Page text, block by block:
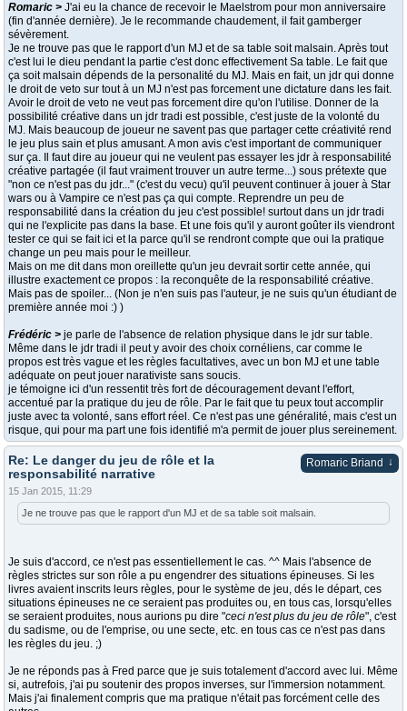
Romaric > J'ai eu la chance de recevoir le Maelstrom pour mon anniversaire
(fin d'année dernière). Je le recommande chaudement, il fait gamberger
sévèrement.
Je ne trouve pas que le rapport d'un MJ et de sa table soit malsain. Après tout
c'est lui le dieu pendant la partie c'est donc effectivement Sa table. Le fait que
ça soit malsain dépends de la personalité du MJ. Mais en fait, un jdr qui donne
le droit de veto sur tout à un MJ n'est pas forcement une dictature dans les fait.
Avoir le droit de veto ne veut pas forcement dire qu'on l'utilise. Donner de la
possibilité créative dans un jdr tradi est possible, c'est juste de la volonté du
MJ. Mais beaucoup de joueur ne savent pas que partager cette créativité rend
le jeu plus sain et plus amusant. A mon avis c'est important de communiquer
sur ça. Il faut dire au joueur qui ne veulent pas essayer les jdr à responsabilité
créative partagée (il faut vraiment trouver un autre terme...) sous prétexte que
"non ce n'est pas du jdr..." (c'est du vecu) qu'il peuvent continuer à jouer à Star
wars ou à Vampire ce n'est pas ça qui compte. Reprendre un peu de
responsabilité dans la création du jeu c'est possible! surtout dans un jdr tradi
qui ne l'explicite pas dans la base. Et une fois qu'il y auront goûter ils viendront
tester ce qui se fait ici et la parce qu'il se rendront compte que oui la pratique
change un peu mais pour le meilleur.
Mais on me dit dans mon oreillette qu'un jeu devrait sortir cette année, qui
illustre exactement ce propos : la reconquête de la responsabilité créative.
Mais pas de spoiler... (Non je n'en suis pas l'auteur, je ne suis qu'un étudiant de
première année moi :) )
Frédéric > je parle de l'absence de relation physique dans le jdr sur table.
Même dans le jdr tradi il peut y avoir des choix cornéliens, car comme le
propos est très vague et les règles facultatives, avec un bon MJ et une table
adéquate on peut jouer narativiste sans soucis.
je témoigne ici d'un ressentit très fort de découragement devant l'effort,
accentué par la pratique du jeu de rôle. Par le fait que tu peux tout accomplir
juste avec ta volonté, sans effort réel. Ce n'est pas une généralité, mais c'est un
risque, qui pour ma part une fois identifié m'a permit de jouer plus sereinement.
Romaric Briand ↓
Re: Le danger du jeu de rôle et la
responsabilité narrative
15 Jan 2015, 11:29
Je ne trouve pas que le rapport d'un MJ et de sa table soit malsain.
Je suis d'accord, ce n'est pas essentiellement le cas. ^^ Mais l'absence de
règles strictes sur son rôle a pu engendrer des situations épineuses. Si les
livres avaient inscrits leurs règles, pour le système de jeu, dés le départ, ces
situations épineuses ne ce seraient pas produites ou, en tous cas, lorsqu'elles
se seraient produites, nous aurions pu dire "ceci n'est plus du jeu de rôle", c'est
du sadisme, ou de l'emprise, ou une secte, etc. en tous cas ce n'est pas dans
les règles du jeu. ;)
Je ne réponds pas à Fred parce que je suis totalement d'accord avec lui. Même
si, autrefois, j'ai pu soutenir des propos inverses, sur l'immersion notamment.
Mais j'ai finalement compris que ma pratique n'était pas forcément celle des